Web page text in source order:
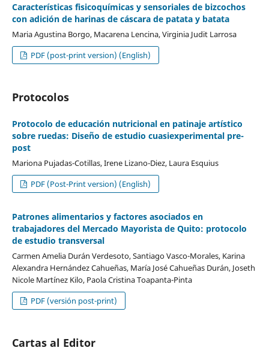
Características fisicoquímicas y sensoriales de bizcochos
con adición de harinas de cáscara de patata y batata
Maria Agustina Borgo, Macarena Lencina, Virginia Judit Larrosa
PDF (post-print version) (English)
Protocolos
Protocolo de educación nutricional en patinaje artístico
sobre ruedas: Diseño de estudio cuasiexperimental pre-
post
Mariona Pujadas-Cotillas, Irene Lizano-Diez, Laura Esquius
PDF (Post-Print version) (English)
Patrones alimentarios y factores asociados en
trabajadores del Mercado Mayorista de Quito: protocolo
de estudio transversal
Carmen Amelia Durán Verdesoto, Santiago Vasco-Morales, Karina
Alexandra Hernández Cahueñas, María José Cahueñas Durán, Joseth
Nicole Martínez Kilo, Paola Cristina Toapanta-Pinta
PDF (versión post-print)
Cartas al Editor